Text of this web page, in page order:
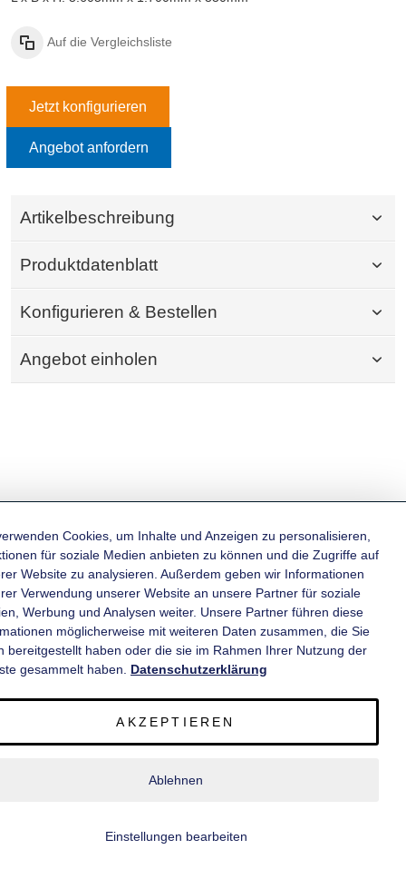
Auf die Vergleichsliste
Jetzt konfigurieren
Angebot anfordern
Artikelbeschreibung
Produktdatenblatt
Konfigurieren & Bestellen
Angebot einholen
KATEGORIEN
INFORMATIONEN
© 2020 wm meyer® Fahrzeugbau AG. Alle Rechte vorbehalten.
Cookies, um Inhalte und Anzeigen zu personalisieren,
für soziale Medien anbieten zu können und die Zugriffe auf
Website zu analysieren. Außerdem geben wir Informationen
Verwendung unserer Website an unsere Partner für soziale
Werbung und Analysen weiter. Unsere Partner führen diese
möglicherweise mit weiteren Daten zusammen, die Sie
bereitgestellt haben oder die sie im Rahmen Ihrer Nutzung der
gesammelt haben. Datenschutzerklärung
AKZEPTIEREN
Ablehnen
Einstellungen bearbeiten